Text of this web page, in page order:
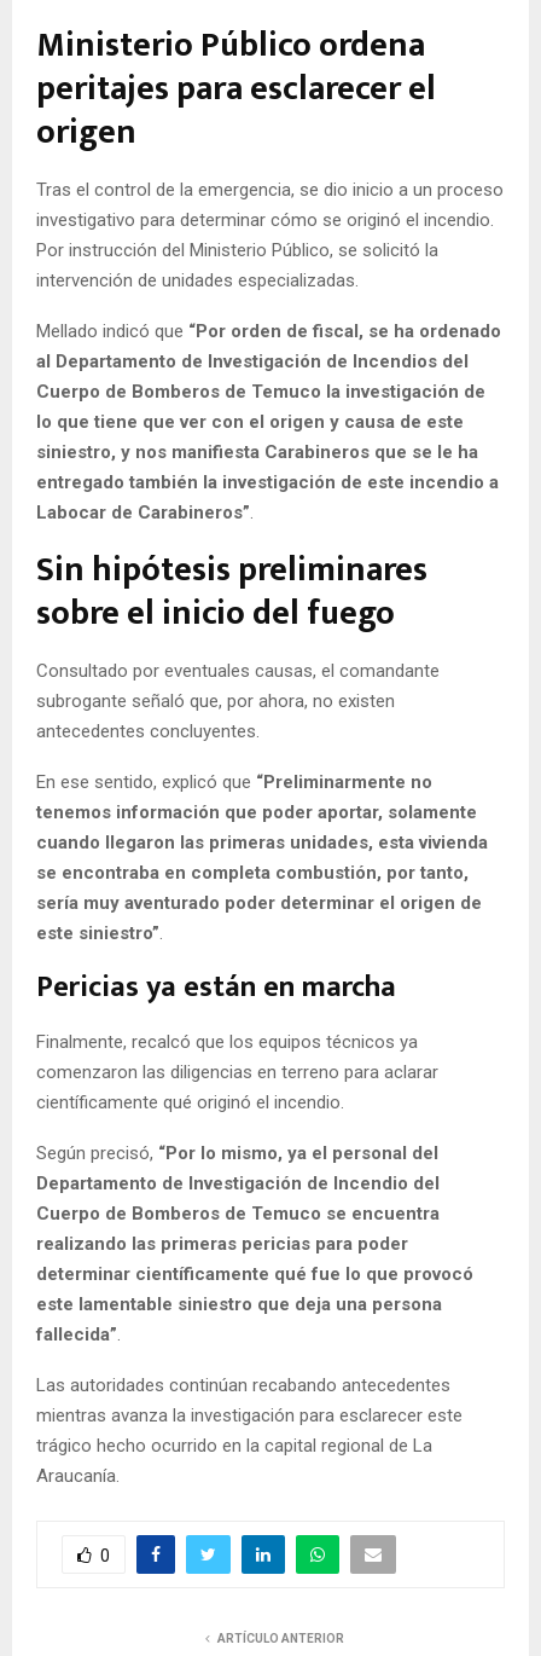
Ministerio Público ordena
peritajes para esclarecer el
origen
Tras el control de la emergencia, se dio inicio a un proceso
investigativo para determinar cómo se originó el incendio.
Por instrucción del Ministerio Público, se solicitó la
intervención de unidades especializadas.
Mellado indicó que “Por orden de fiscal, se ha ordenado
al Departamento de Investigación de Incendios del
Cuerpo de Bomberos de Temuco la investigación de
lo que tiene que ver con el origen y causa de este
siniestro, y nos manifiesta Carabineros que se le ha
entregado también la investigación de este incendio a
Labocar de Carabineros”.
Sin hipótesis preliminares
sobre el inicio del fuego
Consultado por eventuales causas, el comandante
subrogante señaló que, por ahora, no existen
antecedentes concluyentes.
En ese sentido, explicó que “Preliminarmente no
tenemos información que poder aportar, solamente
cuando llegaron las primeras unidades, esta vivienda
se encontraba en completa combustión, por tanto,
sería muy aventurado poder determinar el origen de
este siniestro”.
Pericias ya están en marcha
Finalmente, recalcó que los equipos técnicos ya
comenzaron las diligencias en terreno para aclarar
científicamente qué originó el incendio.
Según precisó, “Por lo mismo, ya el personal del
Departamento de Investigación de Incendio del
Cuerpo de Bomberos de Temuco se encuentra
realizando las primeras pericias para poder
determinar científicamente qué fue lo que provocó
este lamentable siniestro que deja una persona
fallecida”.
Las autoridades continúan recabando antecedentes
mientras avanza la investigación para esclarecer este
trágico hecho ocurrido en la capital regional de La
Araucanía.
0
ARTÍCULO ANTERIOR